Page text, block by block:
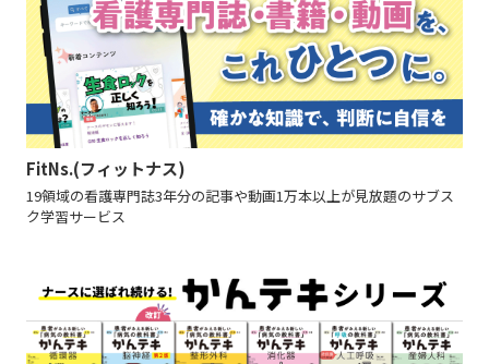
FitNs.(フィットナス)
19領域の看護専門誌3年分の記事や動画1万本以上が見放題のサブス
ク学習サービス